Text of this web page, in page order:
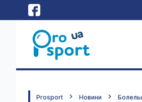
Prosport Новини